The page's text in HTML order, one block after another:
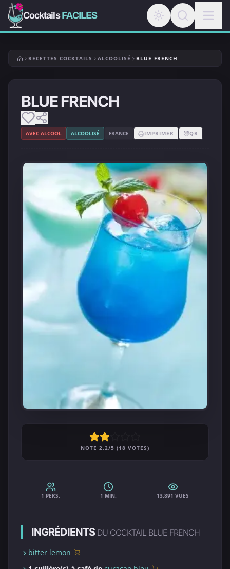
CocktailsFACILES
RECETTES COCKTAILS ALCOOLISÉ BLUE FRENCH
BLUE FRENCH
AVEC ALCOOL ALCOOLISÉ FRANCE IMPRIMER QR
NOTE 2.2/5 (18 VOTES)
1 PERS. 1 MIN. 13,891 VUES
INGRÉDIENTS DU COCKTAIL BLUE FRENCH
bitter lemon